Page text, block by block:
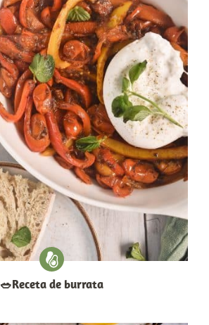
​🥗​Receta de burrata